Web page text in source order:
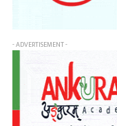
- ADVERTISEMENT -